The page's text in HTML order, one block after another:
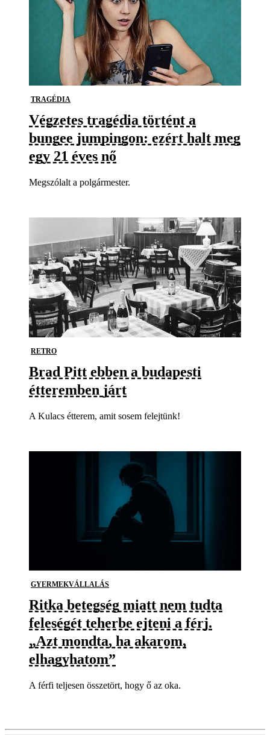
TRAGÉDIA
Végzetes tragédia történt a
bungee jumpingon: ezért halt meg
egy 21 éves nő
Megszólalt a polgármester.
RETRO
Brad Pitt ebben a budapesti
étteremben járt
A Kulacs étterem, amit sosem felejtünk!
GYERMEKVÁLLALÁS
Ritka betegség miatt nem tudta
feleségét teherbe ejteni a férj.
„Azt mondta, ha akarom,
elhagyhatom”
A férfi teljesen összetört, hogy ő az oka.